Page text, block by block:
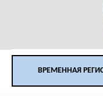
ВРЕМЕННАЯ